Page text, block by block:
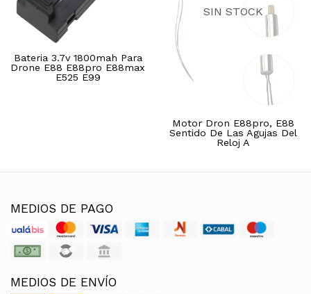
Bateria 3.7v 1800mah Para
Drone E88 E88pro E88max
E525 E99
SIN STOCK
Motor Dron E88pro, E88
Sentido De Las Agujas Del
Reloj A
MEDIOS DE PAGO
MEDIOS DE ENVÍO